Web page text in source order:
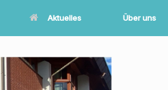
Aktuelles Über uns